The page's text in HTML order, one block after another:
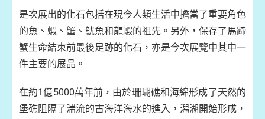
是次展出的化石包括在現今人類生活中擔當了重要角色
的魚、蝦、蟹、魷魚和龍蝦的祖先。另外，保存了馬蹄
蟹生命結朿前最後足跡的化石，亦是今次展覽中其中一
件主要的展品。
在約1億5000萬年前，由於珊瑚礁和海綿形成了天然的
堡礁阻隔了湍流的古海洋海水的進入，潟湖開始形成，